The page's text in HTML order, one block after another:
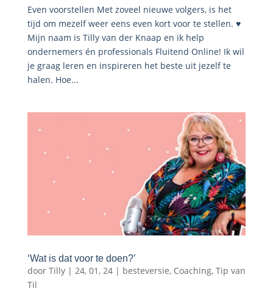
Even voorstellen Met zoveel nieuwe volgers, is het
tijd om mezelf weer eens even kort voor te stellen. ♥️
Mijn naam is Tilly van der Knaap en ik help
ondernemers én professionals Fluitend Online! Ik wil
je graag leren en inspireren het beste uit jezelf te
halen. Hoe...
‘Wat is dat voor te doen?’
door Tilly| 24, 01, 24| besteversie, Coaching, Tip van
Til